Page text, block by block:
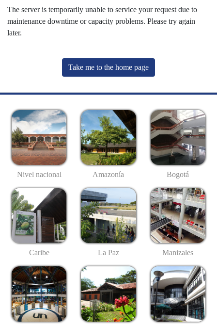
The server is temporarily unable to service your request due to
maintenance downtime or capacity problems. Please try again
later.
Take me to the home page
Nivel nacional Amazonía Bogotá
Caribe La Paz Manizales